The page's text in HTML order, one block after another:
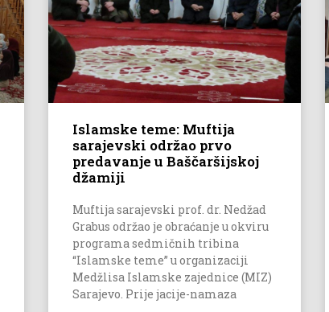
Islamske teme: Muftija
sarajevski održao prvo
predavanje u Baščaršijskoj
džamiji
Muftija sarajevski prof. dr. Nedžad
Grabus održao je obraćanje u okviru
programa sedmičnih tribina
“Islamske teme” u organizaciji
Medžlisa Islamske zajednice (MIZ)
Sarajevo. Prije jacije-namaza